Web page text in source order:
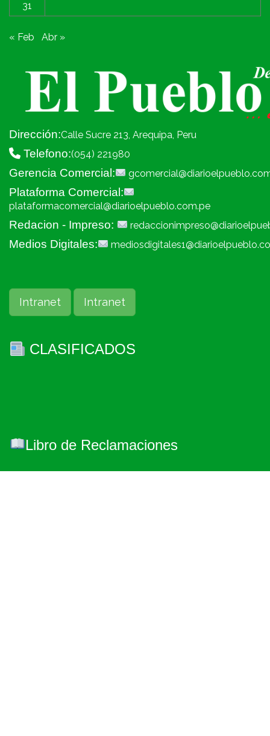
31
« Feb Abr »
Dirección:Calle Sucre 213, Arequipa, Peru
Telefono:(054) 221980
Gerencia Comercial:
Plataforma Comercial:
plataformacomercial@diarioelpueblo.com.pe
Redacion - Impreso:
Medios Digitales:
Intranet Intranet
CLASIFICADOS
Libro de Reclamaciones